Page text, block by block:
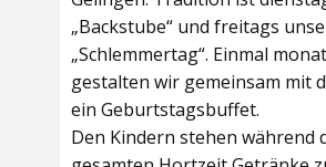
„Backstube“ und freitags
„Schlemmertag“. Einmal
gestalten wir gemeinsam mit
ein Geburtstagsbuffet.
Den Kindern stehen während